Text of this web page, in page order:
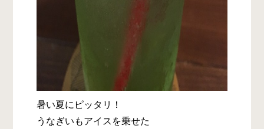
暑い夏にピッタリ！
うなぎいもアイスを乗せた